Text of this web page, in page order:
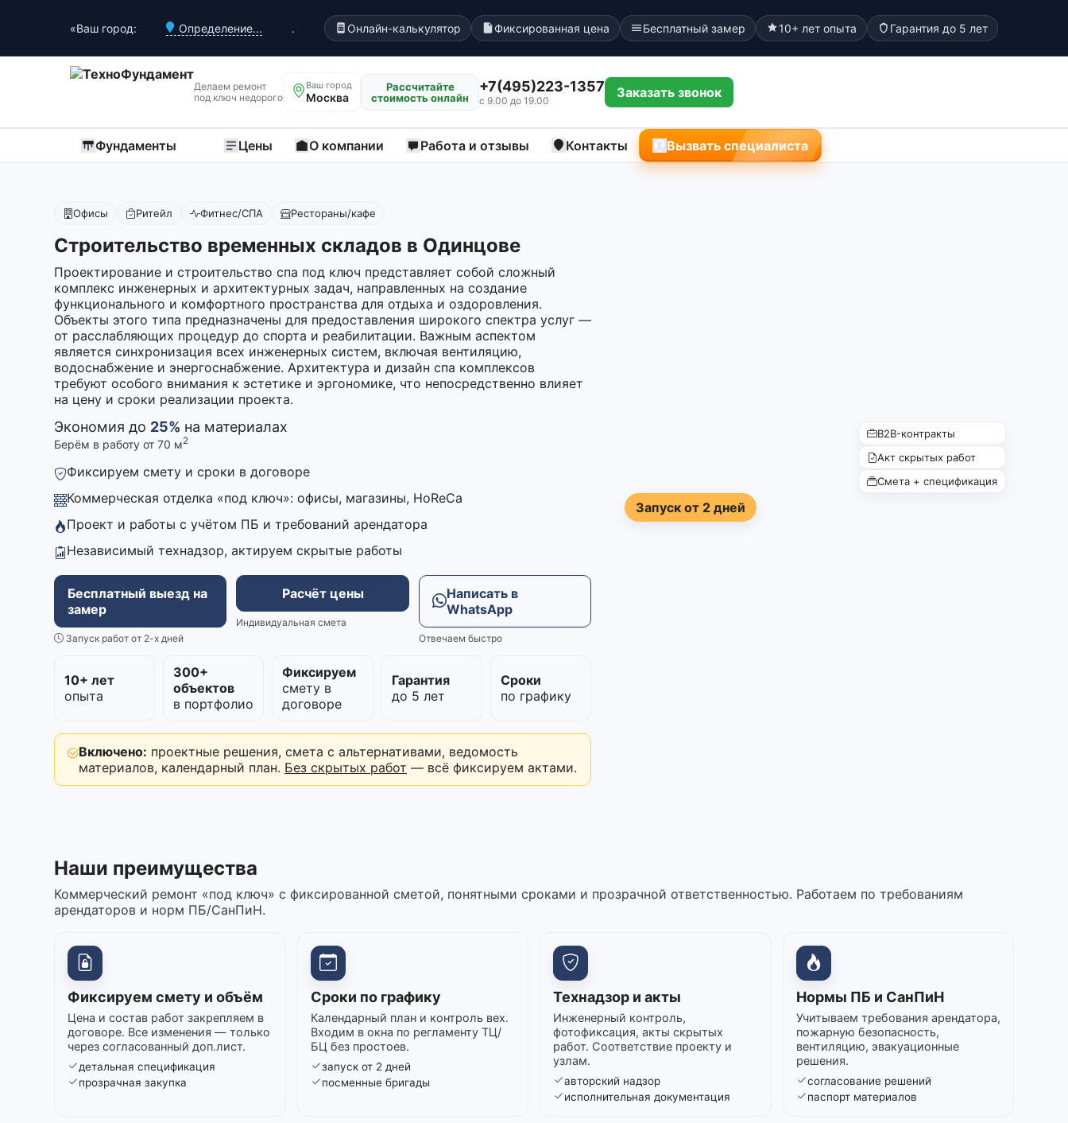
«Ваш город: Определение... . Онлайн-калькулятор Фиксированная цена Бесплатный замер 10+ лет опыта Гарантия до 5 лет
Делаем ремонт
под ключ недорого
Ваш город
Москва
Рассчитайте
стоимость онлайн
+7(495)223-1357
с 9.00 до 19.00
Заказать звонок
Фундаменты Цены О компании Работа и отзывы Контакты Вызвать специалиста
Офисы Ритейл Фитнес/СПА Рестораны/кафе
Строительство временных складов в Одинцове
Проектирование и строительство спа под ключ представляет собой сложный
комплекс инженерных и архитектурных задач, направленных на создание
функционального и комфортного пространства для отдыха и оздоровления.
Объекты этого типа предназначены для предоставления широкого спектра услуг —
от расслабляющих процедур до спорта и реабилитации. Важным аспектом
является синхронизация всех инженерных систем, включая вентиляцию,
водоснабжение и энергоснабжение. Архитектура и дизайн спа комплексов
требуют особого внимания к эстетике и эргономике, что непосредственно влияет
на цену и сроки реализации проекта.
Экономия до 25% на материалах
Берём в работу от 70 м2
Фиксируем смету и сроки в договоре
Коммерческая отделка «под ключ»: офисы, магазины, HoReCa
Проект и работы с учётом ПБ и требований арендатора
Независимый технадзор, актируем скрытые работы
Бесплатный выезд на
замер
Запуск работ от 2-х дней
Расчёт цены
Индивидуальная смета
Написать в
WhatsApp
Отвечаем быстро
10+ лет
опыта
300+
объектов
в портфолио
Фиксируем
смету в
договоре
Гарантия
до 5 лет
Сроки
по графику
Включено: проектные решения, смета с альтернативами, ведомость
материалов, календарный план. Без скрытых работ — всё фиксируем актами.
Запуск от 2 дней
B2B-контракты
Акт скрытых работ
Смета + спецификация
Наши преимущества
Коммерческий ремонт «под ключ» с фиксированной сметой, понятными сроками и прозрачной ответственностью. Работаем по требованиям
арендаторов и норм ПБ/СанПиН.
Фиксируем смету и объём
Цена и состав работ закрепляем в
договоре. Все изменения — только
через согласованный доп.лист.
детальная спецификация
прозрачная закупка
Сроки по графику
Календарный план и контроль вех.
Входим в окна по регламенту ТЦ/
БЦ без простоев.
запуск от 2 дней
посменные бригады
Технадзор и акты
Инженерный контроль,
фотофиксация, акты скрытых
работ. Соответствие проекту и
узлам.
авторский надзор
исполнительная документация
Нормы ПБ и СанПиН
Учитываем требования арендатора,
пожарную безопасность,
вентиляцию, эвакуационные
решения.
согласование решений
паспорт материалов